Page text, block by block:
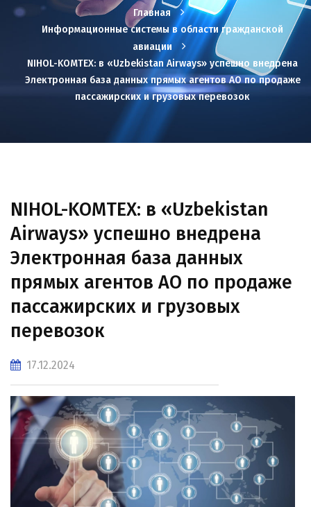
Главная
Информационные системы в области гражданской
авиации
NIHOL-KOMTEX: в «Uzbekistan Airways» успешно внедрена
Электронная база данных прямых агентов АО по продаже
пассажирских и грузовых перевозок
NIHOL-KOMTEX: в «Uzbekistan
Airways» успешно внедрена
Электронная база данных
прямых агентов АО по продаже
пассажирских и грузовых
перевозок
17.12.2024